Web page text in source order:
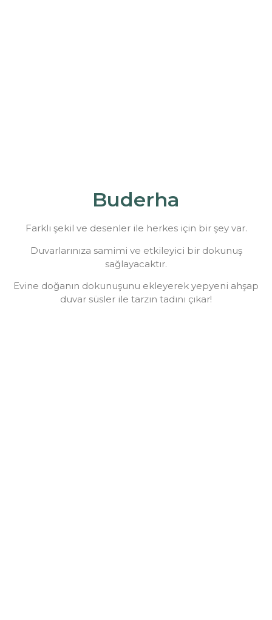
Buderha
Farklı şekil ve desenler ile herkes için bir şey var.
Duvarlarınıza samimi ve etkileyici bir dokunuş
sağlayacaktır.
Evine doğanın dokunuşunu ekleyerek yepyeni ahşap
duvar süsler ile tarzın tadını çıkar!